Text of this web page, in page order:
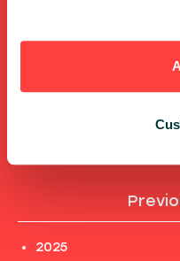
TERMS AND
2025